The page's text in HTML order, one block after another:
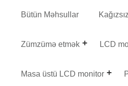
Bütün Məhsullar
Zümzümə etmək LCD
Masa üstü LCD monitor